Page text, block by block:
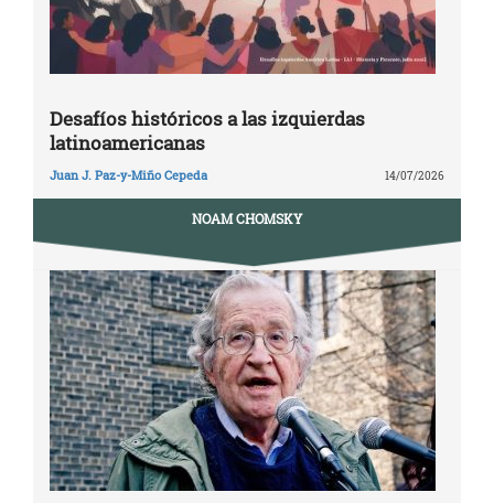
Desafíos históricos a las izquierdas
latinoamericanas
Juan J. Paz-y-Miño Cepeda 14/07/2026
NOAM CHOMSKY